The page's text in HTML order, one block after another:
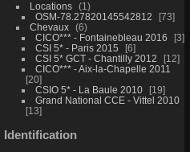
Locations
1
OSM-78.27820145542812
73
Chevaux
6
CICO*** - Fontainebleau 2016
3
CSI 5* - Paris 2015
6
CSI 5* GCT - Chantilly 2012
12
CICO*** - Aix-la-Chapelle 2011
20
CSIO 5* - La Baule 2010
19
Grand National CCE - Vittel 2010
13
Identification